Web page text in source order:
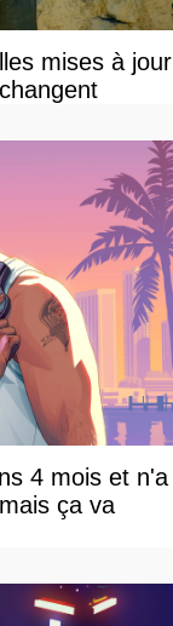
mises à jour
4 mois et n'a
ça va